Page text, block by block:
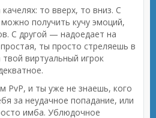
то вверх, то вниз. С
получить кучу эмоций,
С другой — надоедает на
ты просто стреляешь в
виртуальный игрок
PvP, и ты уже не знаешь, кого
за неудачное попадание, или
имба. Ублюдочное